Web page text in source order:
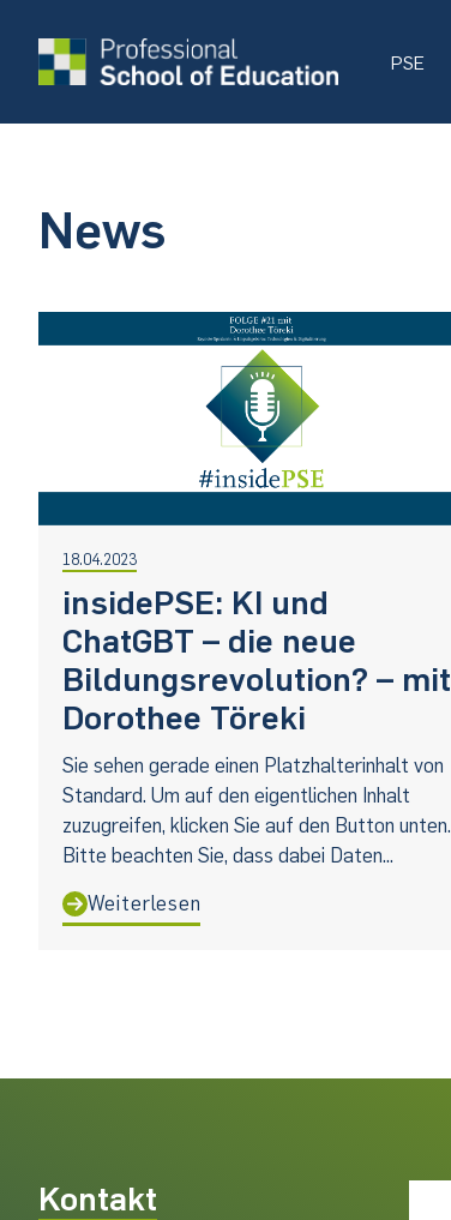
PSE
News
18.04.2023
insidePSE: KI und
ChatGBT – die neue
Bildungsrevolution? – mit
Dorothee Töreki
Sie sehen gerade einen Platzhalterinhalt von
Standard. Um auf den eigentlichen Inhalt
zuzugreifen, klicken Sie auf den Button unten.
Bitte beachten Sie, dass dabei Daten...
Weiterlesen
Kontakt